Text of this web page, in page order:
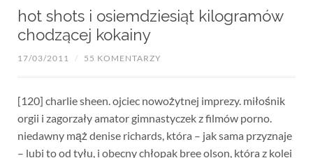
hot shots i osiemdziesiąt kilogramów
chodzącej kokainy
17/03/2011 / 55 KOMENTARZY
[120] charlie sheen. ojciec nowożytnej imprezy. miłośnik
orgii i zagorzały amator gimnastyczek z filmów porno.
niedawny mąż denise richards, która – jak sama przyznaje
– lubi to od tyłu, i obecny chłopak bree olson, która z kolei